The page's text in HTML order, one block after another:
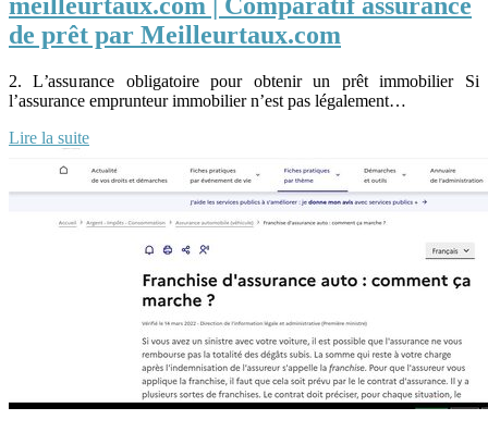
meilleurtaux.com | Comparatif assurance
de prêt par Meilleurtaux.com
2. L’assurance obligatoire pour obtenir un prêt immobilier Si
l’assurance emprunteur immobilier n’est pas légalement…
Lire la suite